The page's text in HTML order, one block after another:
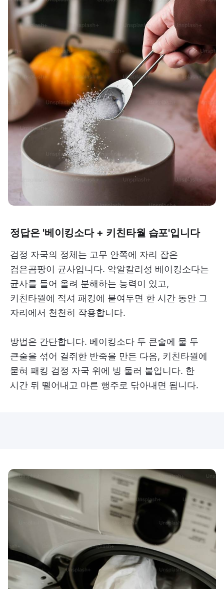
정답은 '베이킹소다 + 키친타월 습포'입니다
검정 자국의 정체는 고무 안쪽에 자리 잡은
검은곰팡이 균사입니다. 약알칼리성 베이킹소다는
균사를 들어 올려 분해하는 능력이 있고,
키친타월에 적셔 패킹에 붙여두면 한 시간 동안 그
자리에서 천천히 작용합니다.
방법은 간단합니다. 베이킹소다 두 큰술에 물 두
큰술을 섞어 걸쥐한 반죽을 만든 다음, 키친타월에
묻혀 패킹 검정 자국 위에 빙 둘러 붙입니다. 한
시간 뒤 뗼어내고 마른 행주로 닦아내면 됩니다.